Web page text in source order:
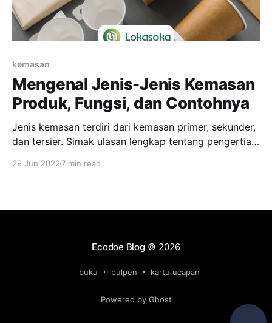
kemasan
Mengenal Jenis-Jenis Kemasan
Produk, Fungsi, dan Contohnya
Jenis kemasan terdiri dari kemasan primer, sekunder,
dan tersier. Simak ulasan lengkap tentang pengertian,
29 Jun 2022 7 min read
Ecodoe Blog© 2026
buku pulpen kartu ucapan
Powered by Ghost